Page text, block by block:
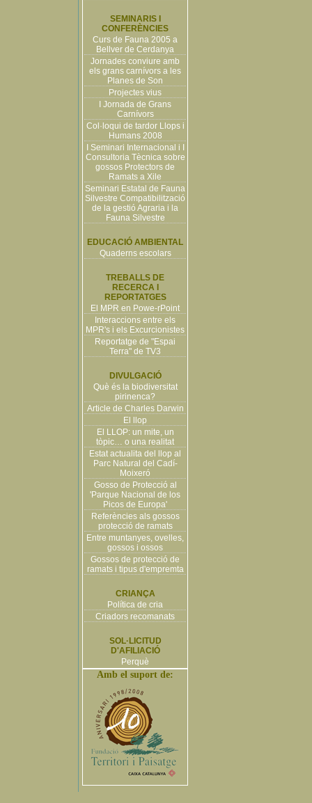
SEMINARIS I
CONFERÈNCIES
Curs de Fauna 2005 a
Bellver de Cerdanya
Jornades conviure amb
els grans carnívors a les
Planes de Son
Projectes vius
I Jornada de Grans
Carnívors
Col·loqui de tardor Llops i
Humans 2008
I Seminari Internacional i I
Consultoria Tècnica sobre
gossos Protectors de
Ramats a Xile
Seminari Estatal de Fauna
Silvestre Compatibilització
de la gestió Agraria i la
Fauna Silvestre
EDUCACIÓ AMBIENTAL
Quaderns escolars
TREBALLS DE
RECERCA I
REPORTATGES
El MPR en Powe-rPoint
Interaccions entre els
MPR's i els Excurcionistes
Reportatge de "Espai
Terra" de TV3
DIVULGACIÓ
Què és la biodiversitat
pirinenca?
Article de Charles Darwin
El llop
El LLOP: un mite, un
tòpic… o una realitat
Estat actualita del llop al
Parc Natural del Cadí-
Moixeró
Gosso de Protecció al
'Parque Nacional de los
Picos de Europa'
Referències als gossos
protecció de ramats
Entre muntanyes, ovelles,
gossos i ossos
Gossos de protecció de
ramats i tipus d'empremta
CRIANÇA
Política de cria
Criadors recomanats
SOL·LICITUD
D'AFILIACIÓ
Perquè
Amb el suport de: